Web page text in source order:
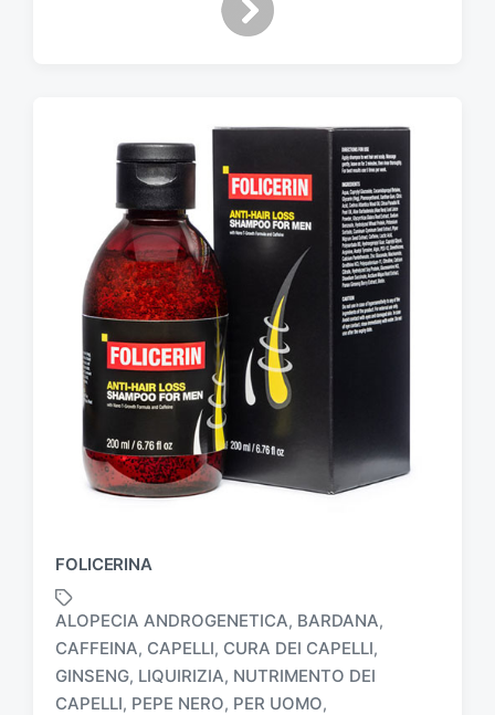
FOLICERINA
T
ALOPECIA ANDROGENETICA, BARDANA,
CAFFEINA, CAPELLI, CURA DEI CAPELLI,
GINSENG, LIQUIRIZIA, NUTRIMENTO DEI
CAPELLI, PEPE NERO, PER UOMO,